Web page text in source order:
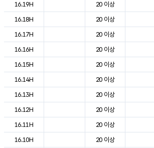
16.19H
20 이상
16.18H
20 이상
16.17H
20 이상
16.16H
20 이상
16.15H
20 이상
16.14H
20 이상
16.13H
20 이상
16.12H
20 이상
16.11H
20 이상
16.10H
20 이상